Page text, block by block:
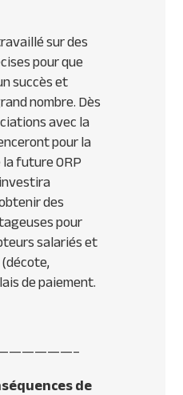
sur des
pour que
succès et
nombre. Dès
avec la
pour la
future ORP
des
pour
salariés et
de paiement.
de